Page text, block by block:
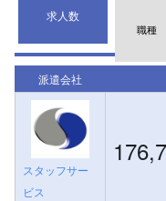
求人数
職種
派遣会社
スタッフサー
ビス